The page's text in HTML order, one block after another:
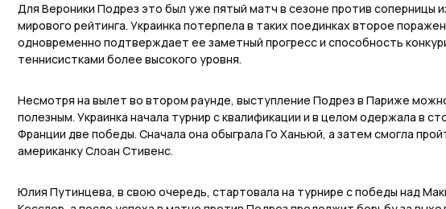
Для Вероники Подрез это был уже пятый матч в сезоне против соперницы
мирового рейтинга. Украинка потерпела в таких поединках второе
одновременно подтверждает ее заметный прогресс и способность
теннисистками более высокого уровня.
Несмотря на вылет во втором раунде, выступление Подрез в Париже
полезным. Украинка начала турнир с квалификации и в целом одержала в
Франции две победы. Сначала она обыграла Го Ханьюй, а затем смогла
американку Слоан Стивенс.
Юлия Путинцева, в свою очередь, стартовала на турнире с победы над